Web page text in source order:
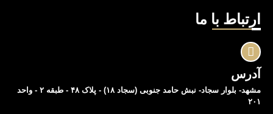
ارتباط با ما
آدرس
مشهد- بلوار سجاد- نبش حامد جنوبی (سجاد ۱۸) - پلاک ۴۸ - طبقه ۲ - واحد
۲۰۱